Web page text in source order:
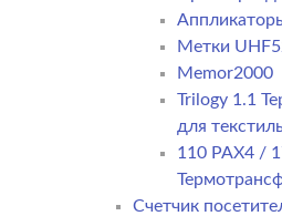
Метки
Memor2000
Trilogy 1.1
для
110 PAX4 /
Счетчик